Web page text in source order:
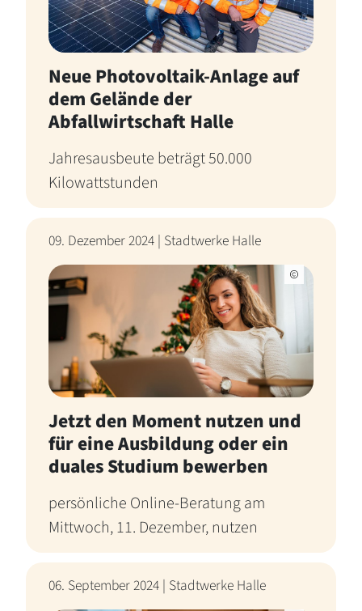
Neue Photovoltaik-Anlage auf
dem Gelände der
Abfallwirtschaft Halle
Jahresausbeute beträgt 50.000
Kilowattstunden
09. Dezember 2024 | Stadtwerke Halle
Jetzt den Moment nutzen und
für eine Ausbildung oder ein
duales Studium bewerben
persönliche Online-Beratung am
Mittwoch, 11. Dezember, nutzen
06. September 2024 | Stadtwerke Halle